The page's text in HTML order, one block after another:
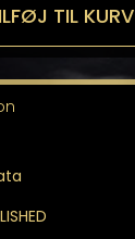
TIL KURV